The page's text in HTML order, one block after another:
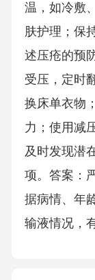
温，如冷敷
肤护理；保
述压疮的预
受压，定时
换床单衣物
力；使用减
及时发现潜
项。答案：
据病情、年
输液情况，